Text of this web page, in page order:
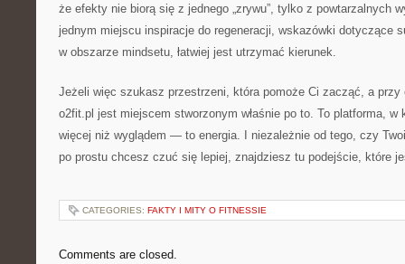
że efekty nie biorą się z jednego „zrywu”, tylko z powtarzalnych
jednym miejscu inspiracje do regeneracji, wskazówki dotyczące
w obszarze mindsetu, łatwiej jest utrzymać kierunek.
Jeżeli więc szukasz przestrzeni, która pomoże Ci zacząć, a przy
o2fit.pl jest miejscem stworzonym właśnie po to. To platforma,
więcej niż wyglądem — to energia. I niezależnie od tego, czy
po prostu chcesz czuć się lepiej, znajdziesz tu podejście, które
CATEGORIES: FAKTY I MITY O FITNESSIE
Comments are closed.